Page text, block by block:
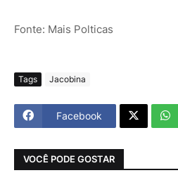
Fonte: Mais Polticas
Tags Jacobina
Facebook
VOCÊ PODE GOSTAR